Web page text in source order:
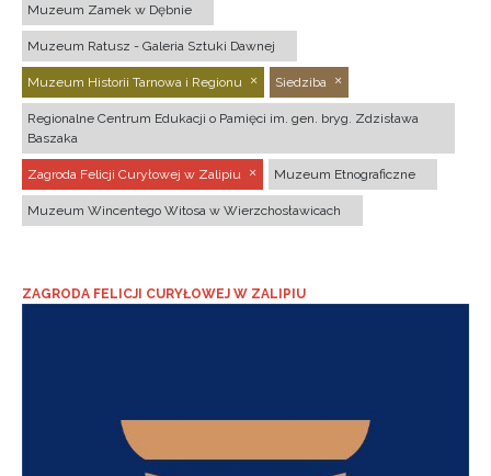
Muzeum Zamek w Dębnie
Muzeum Ratusz - Galeria Sztuki Dawnej
Muzeum Historii Tarnowa i Regionu Siedziba
Regionalne Centrum Edukacji o Pamięci im. gen. bryg. Zdzisława
Baszaka
Zagroda Felicji Curyłowej w Zalipiu Muzeum Etnograficzne
Muzeum Wincentego Witosa w Wierzchosławicach
ZAGRODA FELICJI CURYŁOWEJ W ZALIPIU